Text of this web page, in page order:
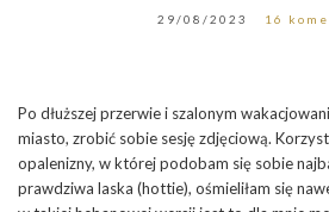
29/08/2023 16
Po dłuższej przerwie i szalonym
miasto, zrobić sobie sesję zdjęciową.
opalenizny, w której podobam się sobie
prawdziwa laska (hottie), ośmieliłam się